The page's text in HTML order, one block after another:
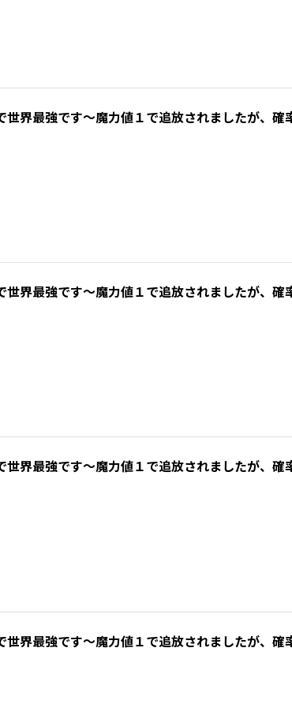
界最強です～魔力値１で追放されましたが、確
界最強です～魔力値１で追放されましたが、確
界最強です～魔力値１で追放されましたが、確
界最強です～魔力値１で追放されましたが、確